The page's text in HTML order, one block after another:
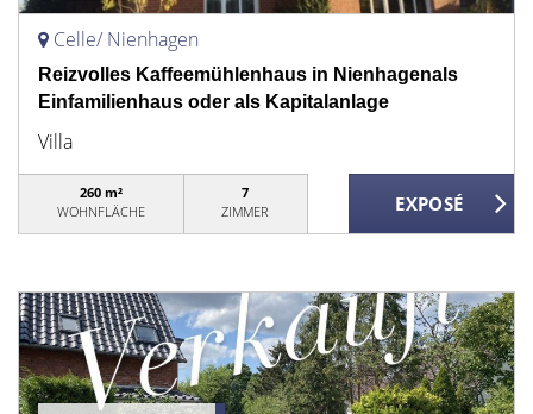
Celle/ Nienhagen
Reizvolles Kaffeemühlenhaus in Nienhagenals
Einfamilienhaus oder als Kapitalanlage
Villa
260 m²
WOHNFLÄCHE
7
ZIMMER